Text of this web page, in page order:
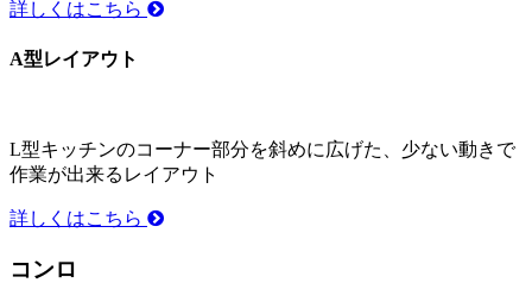
詳しくはこちら
A型レイアウト
L型キッチンのコーナー部分を斜めに広げた、少ない動きで
作業が出来るレイアウト
詳しくはこちら
コンロ